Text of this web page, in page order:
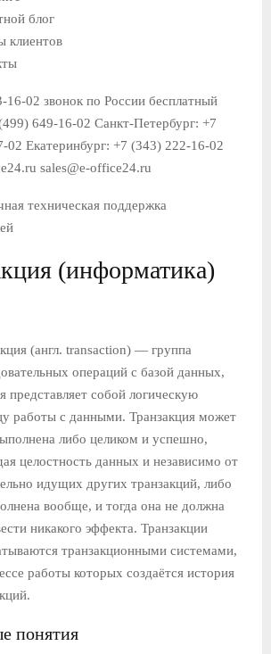
блог
клиентов
16-02 звонок по России бесплатный
649-16-02 Санкт-Петербург: +7
02 Екатеринбург: +7 (343) 222-16-02
sales@e-office24.ru
техническая поддержка
(информатика)
(англ. transaction) — группа
операций с базой данных,
представляет собой логическую
работы с данными. Транзакция может
либо целиком и успешно,
целостность данных и независимо от
идущих других транзакций, либо
вообще, и тогда она не должна
никакого эффекта. Транзакции
транзакционными системами,
работы которых создаётся история
понятия